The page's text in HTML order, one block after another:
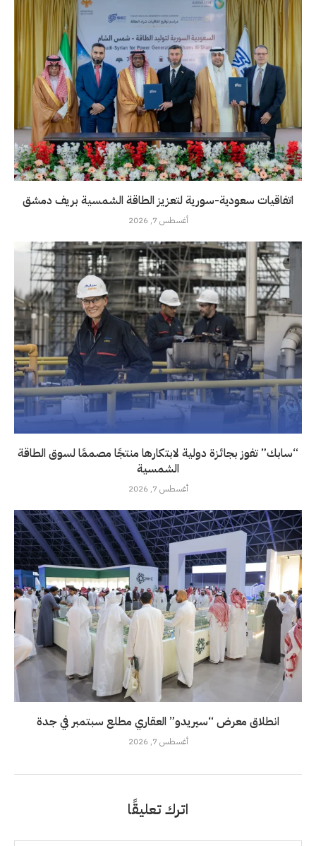
اتفاقيات سعودية-سورية لتعزيز الطاقة الشمسية بريف دمشق
أغسطس 7, 2026
“سابك” تفوز بجائزة دولية لابتكارها منتجًا مصممًا لسوق الطاقة
الشمسية
أغسطس 7, 2026
انطلاق معرض “سيريدو” العقاري مطلع سبتمبر في جدة
أغسطس 7, 2026
اترك تعليقًا